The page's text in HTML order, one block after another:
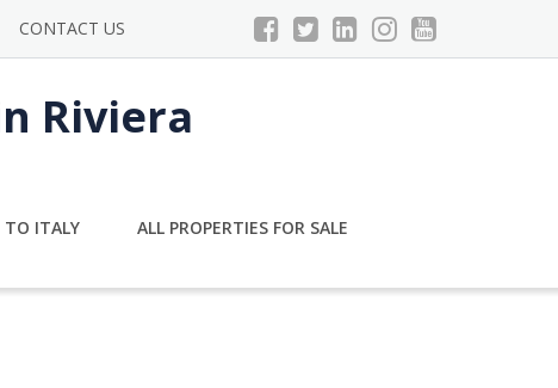
CONTACT US
Riviera
TO ITALY ALL PROPERTIES FOR SALE